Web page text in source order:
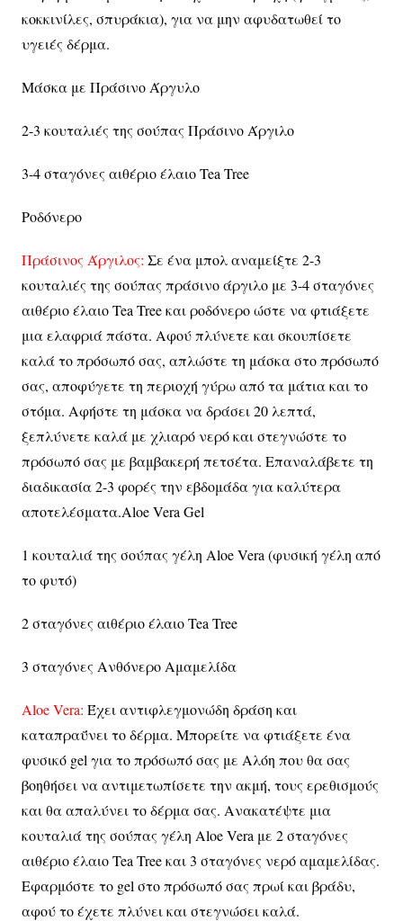
κοκκινίλες, σπυράκια), για να μην αφυδατωθεί το
υγειές δέρμα.
Μάσκα με Πράσινο Άργυλο
2-3 κουταλιές της σούπας Πράσινο Άργιλο
3-4 σταγόνες αιθέριο έλαιο Tea Tree
Ροδόνερο
Πράσινος Άργιλος: Σε ένα μπολ αναμείξτε 2-3
κουταλιές της σούπας πράσινο άργιλο με 3-4 σταγόνες
αιθέριο έλαιο Tea Tree και ροδόνερο ώστε να φτιάξετε
μια ελαφριά πάστα. Αφού πλύνετε και σκουπίσετε
καλά το πρόσωπό σας, απλώστε τη μάσκα στο πρόσωπό
σας, αποφύγετε τη περιοχή γύρω από τα μάτια και το
στόμα. Αφήστε τη μάσκα να δράσει 20 λεπτά,
ξεπλύνετε καλά με χλιαρό νερό και στεγνώστε το
πρόσωπό σας με βαμβακερή πετσέτα. Επαναλάβετε τη
διαδικασία 2-3 φορές την εβδομάδα για καλύτερα
αποτελέσματα.Aloe Vera Gel
1 κουταλιά της σούπας γέλη Aloe Vera (φυσική γέλη από
το φυτό)
2 σταγόνες αιθέριο έλαιο Tea Tree
3 σταγόνες Ανθόνερο Αμαμελίδα
Aloe Vera: Έχει αντιφλεγμονώδη δράση και
καταπραΰνει το δέρμα. Μπορείτε να φτιάξετε ένα
φυσικό gel για το πρόσωπό σας με Αλόη που θα σας
βοηθήσει να αντιμετωπίσετε την ακμή, τους ερεθισμούς
και θα απαλύνει το δέρμα σας. Ανακατέψτε μια
κουταλιά της σούπας γέλη Aloe Vera με 2 σταγόνες
αιθέριο έλαιο Tea Tree και 3 σταγόνες νερό αμαμελίδας.
Εφαρμόστε το gel στο πρόσωπό σας πρωί και βράδυ,
αφού το έχετε πλύνει και στεγνώσει καλά.